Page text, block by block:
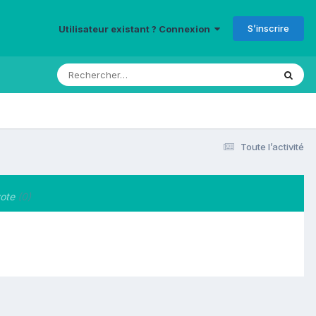
Utilisateur existant ? Connexion S’inscrire
Toute l’activité
(0)